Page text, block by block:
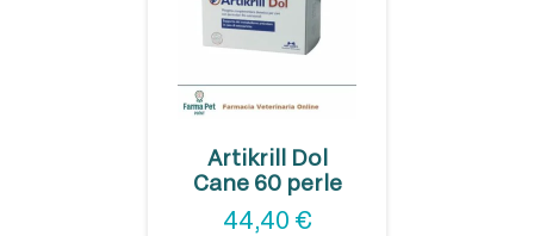
Artikrill Dol
Cane 60 perle
44,40 €